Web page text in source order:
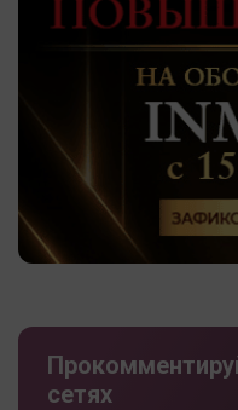
сетях